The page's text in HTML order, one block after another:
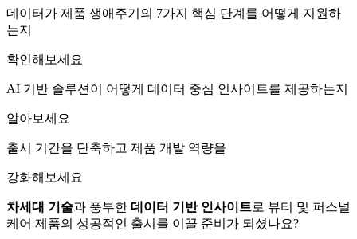
데이터가 제품 생애주기의 7가지 핵심 단계를 어떻게 지원하
는지
확인해보세요
AI 기반 솔루션이 어떻게 데이터 중심 인사이트를 제공하는지
알아보세요
출시 기간을 단축하고 제품 개발 역량을
강화해보세요
차세대 기술과 풍부한 데이터 기반 인사이트로 뷰티 및 퍼스널
케어 제품의 성공적인 출시를 이끌 준비가 되셨나요?